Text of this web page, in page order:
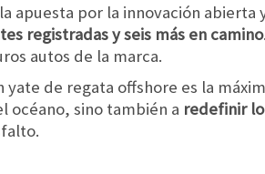
apuesta por la innovación
registradas y seis más en camino
autos de la marca.
de regata offshore es la
océano, sino también a redefinir